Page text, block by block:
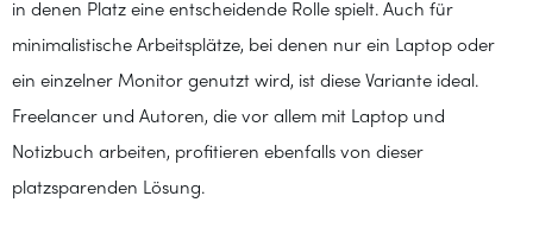
in denen Platz eine entscheidende Rolle spielt. Auch für
minimalistische Arbeitsplätze, bei denen nur ein Laptop oder
ein einzelner Monitor genutzt wird, ist diese Variante ideal.
Freelancer und Autoren, die vor allem mit Laptop und
Notizbuch arbeiten, profitieren ebenfalls von dieser
platzsparenden Lösung.